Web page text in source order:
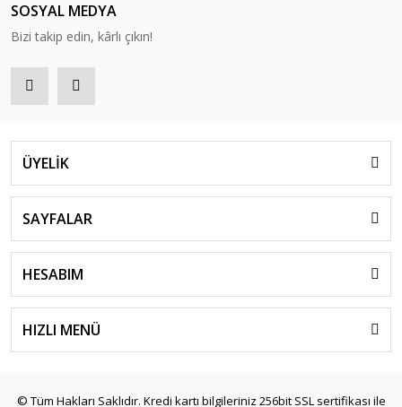
SOSYAL MEDYA
Bizi takip edin, kârlı çıkın!
ÜYELİK
SAYFALAR
HESABIM
HIZLI MENÜ
© Tüm Hakları Saklıdır. Kredi kartı bilgileriniz 256bit SSL sertifikası ile